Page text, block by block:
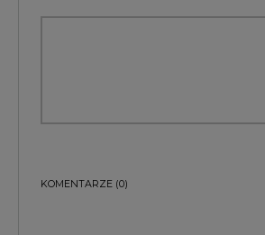
KOMENTARZE (0)